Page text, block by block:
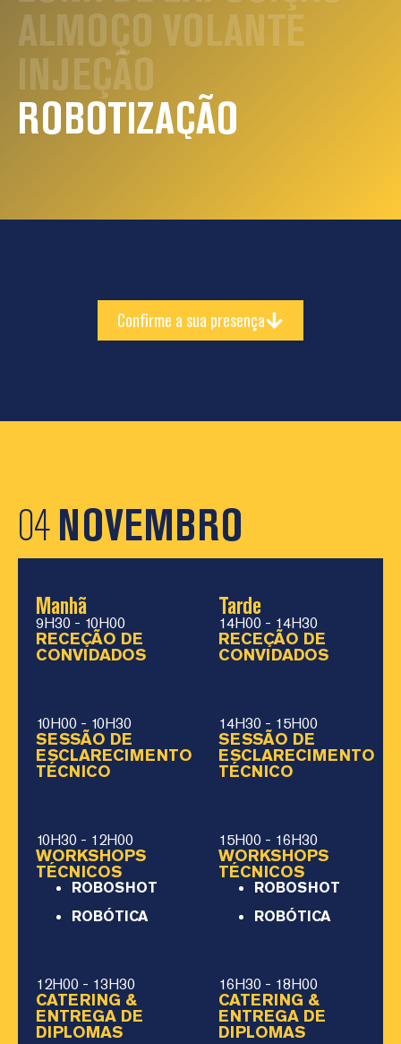
ALMOÇO VOLANTE
INJEÇÃO
ROBOTIZAÇÃO
Confirme a sua presença
04NOVEMBRO
Manhã
9H30 - 10H00
RECEÇÃO DE
CONVIDADOS
10H00 - 10H30
SESSÃO DE
ESCLARECIMENTO
TÉCNICO
10H30 - 12H00
WORKSHOPS
TÉCNICOS
ROBOSHOT
ROBÓTICA
12H00 - 13H30
CATERING &
ENTREGA DE
DIPLOMAS
Tarde
14H00 - 14H30
RECEÇÃO DE
CONVIDADOS
14H30 - 15H00
SESSÃO DE
ESCLARECIMENTO
TÉCNICO
15H00 - 16H30
WORKSHOPS
TÉCNICOS
ROBOSHOT
ROBÓTICA
16H30 - 18H00
CATERING &
ENTREGA DE
DIPLOMAS